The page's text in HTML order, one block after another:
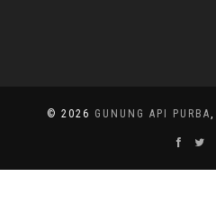
© 2026 GUNUNG API PURBA